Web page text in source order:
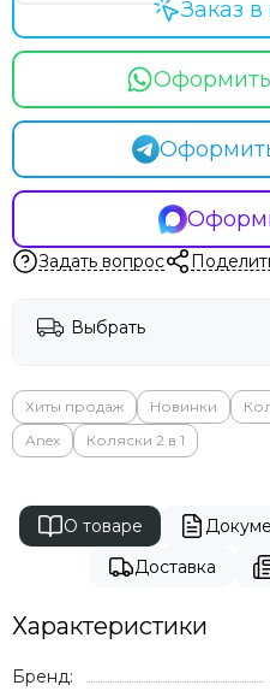
Заказ
Задать вопрос
Выбрать
Хиты продаж Новинки
Anex
Коляски 2 в 1
О товаре
Доставка
Характеристики
Бренд: